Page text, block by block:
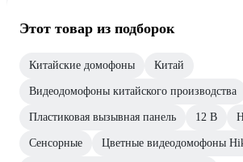
Этот товар из подборок
Китайские домофоны Китай
Видеодомофоны китайского производства
Пластиковая вызывная панель 12 В
Сенсорные Цветные видеодомофоны